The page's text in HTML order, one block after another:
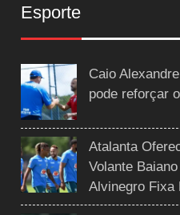
Esporte
Caio
pode reforçar
Atalanta
Volante
Alvinegro Fixa